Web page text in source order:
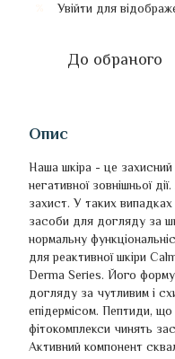
Увійти для
До обраного
Опис
Наша шкіра - це захисний
негативної зовнішньої
захист. У таких
засоби для догляду за
нормальну
для реактивної шкіри
Derma Series. Його
догляду за чутливим і
епідермісом. Пептиди, що
фітокомплекси чинять
Активний компонент